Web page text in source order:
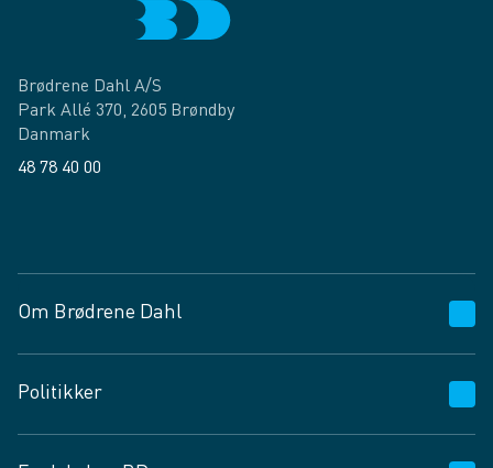
Brødrene Dahl A/S
Park Allé 370, 2605 Brøndby
Danmark
48 78 40 00
Om Brødrene Dahl
Vagttelefon 30 10 89 89
Spørgsmål og svar
Politikker